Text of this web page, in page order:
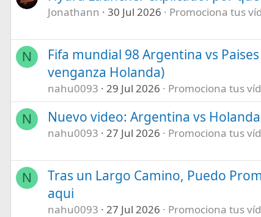
Jonathann 30 Jul 2026 Promociona tus
N
Fifa mundial 98 Argentina vs
venganza Holanda)
nahu0093 29 Jul 2026 Promociona tus
N Nuevo video: Argentina vs
nahu0093 27 Jul 2026 Promociona tus
N
Tras un Largo Camino, Puedo
aqui
nahu0093 27 Jul 2026 Promociona tus